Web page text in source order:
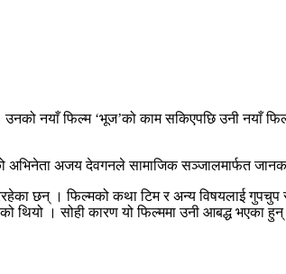
नयाँ फिल्म ‘भूज’को काम सकिएपछि उनी नयाँ
अजय देवगनले सामाजिक सञ्जालमार्फत
छन् । फिल्मको कथा टिम र अन्य विषयलाई
थियो । सोही कारण यो फिल्ममा उनी आबद्ध भएका हुन्